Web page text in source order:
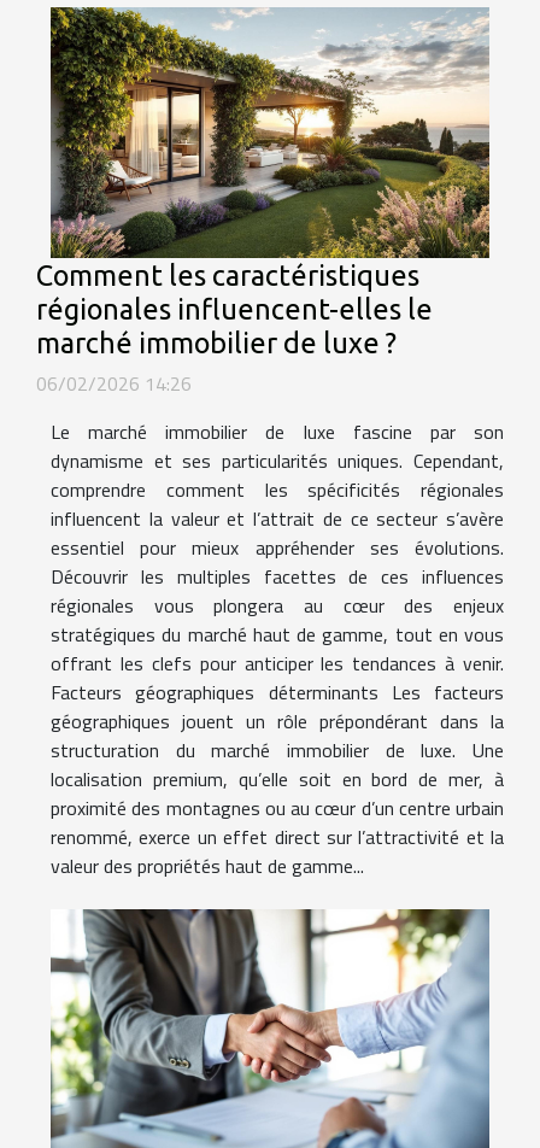
Comment les caractéristiques
régionales influencent-elles le
marché immobilier de luxe ?
06/02/2026 14:26
Le marché immobilier de luxe fascine par son
dynamisme et ses particularités uniques. Cependant,
comprendre comment les spécificités régionales
influencent la valeur et l’attrait de ce secteur s’avère
essentiel pour mieux appréhender ses évolutions.
Découvrir les multiples facettes de ces influences
régionales vous plongera au cœur des enjeux
stratégiques du marché haut de gamme, tout en vous
offrant les clefs pour anticiper les tendances à venir.
Facteurs géographiques déterminants Les facteurs
géographiques jouent un rôle prépondérant dans la
structuration du marché immobilier de luxe. Une
localisation premium, qu’elle soit en bord de mer, à
proximité des montagnes ou au cœur d’un centre urbain
renommé, exerce un effet direct sur l’attractivité et la
valeur des propriétés haut de gamme...